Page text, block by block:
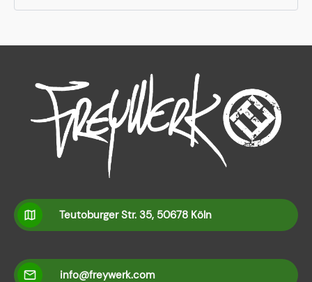
Teutoburger Str. 35, 50678 Köln
info@freywerk.com